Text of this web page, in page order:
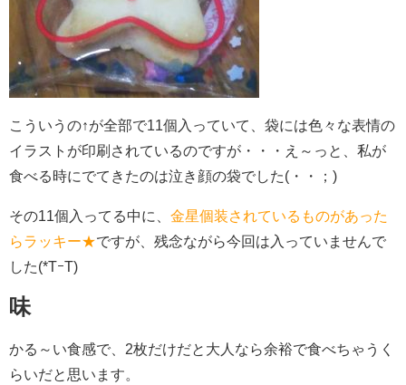
こういうの↑が全部で11個入っていて、袋には色々な表情の
イラストが印刷されているのですが・・・え～っと、私が
食べる時にでてきたのは泣き顔の袋でした(・・；)
その11個入ってる中に、 金星個装されているものがあった
らラッキー★ですが、残念ながら今回は入っていませんで
した(*TｰT)
味
かる～い食感で、2枚だけだと大人なら余裕で食べちゃうく
らいだと思います。